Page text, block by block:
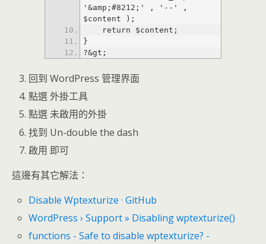
'&amp;#8212;' , '--' ,
?&gt;
回到 WordPress 管理界面
點選 外掛工具
點選 未啟用的外掛
找到 Un-double the dash
啟用 即可
這邊有其它解法：
Disable Wptexturize · GitHub
WordPress › Support » Disabling wptexturize()
functions - Safe to disable wptexturize? -